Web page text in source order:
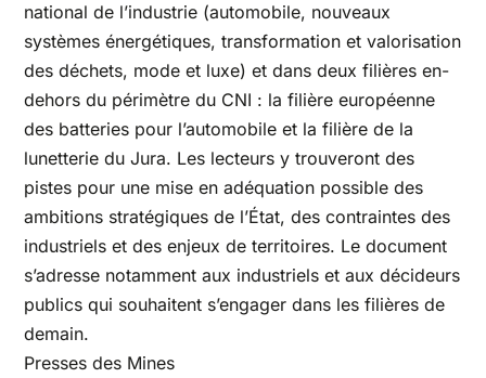
national de l’industrie (automobile, nouveaux
systèmes énergétiques, transformation et valorisation
des déchets, mode et luxe) et dans deux filières en-
dehors du périmètre du CNI : la filière européenne
des batteries pour l’automobile et la filière de la
lunetterie du Jura. Les lecteurs y trouveront des
pistes pour une mise en adéquation possible des
ambitions stratégiques de l’État, des contraintes des
industriels et des enjeux de territoires. Le document
s’adresse notamment aux industriels et aux décideurs
publics qui souhaitent s’engager dans les filières de
demain.
Presses des Mines